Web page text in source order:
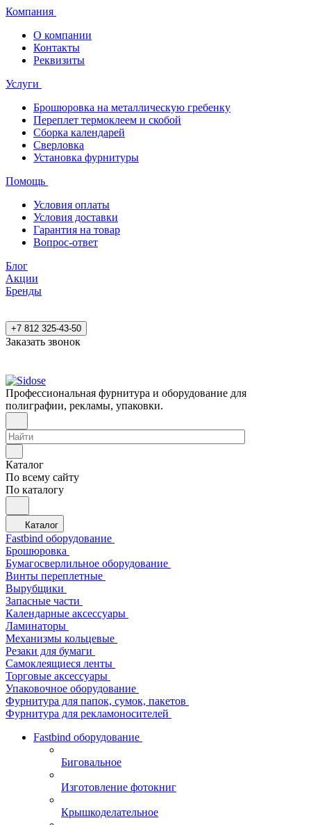
Компания
О компании
Контакты
Реквизиты
Услуги
Брошюровка на металлическую гребенку
Переплет термоклеем и скобой
Сборка календарей
Сверловка
Установка фурнитуры
Помощь
Условия оплаты
Условия доставки
Гарантия на товар
Вопрос-ответ
Блог
Акции
Бренды
+7 812 325-43-50
Заказать звонок
Профессиональная фурнитура и оборудование для
полиграфии, рекламы, упаковки.
Каталог
По всему сайту
По каталогу
Каталог
Fastbind оборудование
Брошюровка
Бумагосверлильное оборудование
Винты переплетные
Вырубщики
Запасные части
Календарные аксессуары
Ламинаторы
Механизмы кольцевые
Резаки для бумаги
Самоклеящиеся ленты
Торговые аксессуары
Упаковочное оборудование
Фурнитура для папок, сумок, пакетов
Фурнитура для рекламоносителей
Fastbind оборудование
Биговальное
Изготовление фотокниг
Крышкоделательное